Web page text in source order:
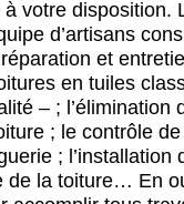
votre disposition.
d’artisans
et
en tuiles
– ; l’élimination
; le contrôle de
; l’installation
de la toiture… En